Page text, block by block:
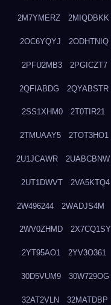
2M7YMERZ 2MIQDBKK
2OC6YQYJ 2ODHTNIQ
2PFU2MB3 2PGICZT7
2QFIABDG 2QYABSTR
2SS1XHM0 2T0TIR21
2TMUAAY5 2TOT3HO1
2U1JCAWR 2UABCBNW
2UT1DWVT 2VA5KTQ4
2W496244 2WADJS4M
2WV0ZHMD 2X7CQ1SY
2YT95AO1 2YV3O361
30D5VUM9 30W729OG
32AT2VLN 32MATDBP